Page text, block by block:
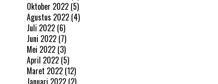
Oktober 2022 (5)
Agustus 2022 (4)
Juli 2022 (6)
Juni 2022 (7)
Mei 2022 (3)
April 2022 (5)
Maret 2022 (12)
Januari 2022 (2)